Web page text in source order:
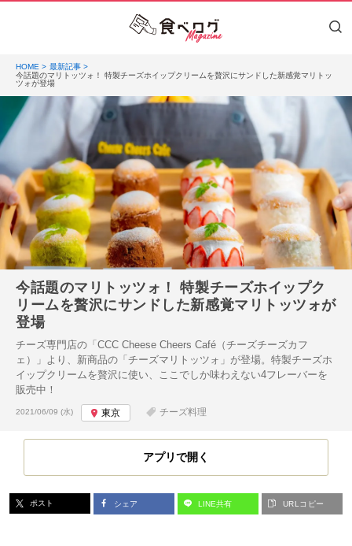
HOME
最新記事
今話題のマリトッツォ！ 特製チーズホイップクリームを贅沢にサンドした新感覚マリトッ
ツォが登場
今話題のマリトッツォ！ 特製チーズホイップク
リームを贅沢にサンドした新感覚マリトッツォが
登場
チーズ専門店の「CCC Cheese Cheers Café（チーズチーズカフ
ェ）」より、新商品の「チーズマリトッツォ」が登場。特製チーズホ
イップクリームを贅沢に使い、ここでしか味わえない4フレーバーを
販売中！
投稿日:
2021/06/09 (水) 東京 チーズ料理
アプリで開く
ポスト シェア LINE共有 URLコピー